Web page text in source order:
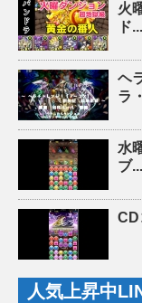
火
ド...
ヘ
ラ
水
ブ...
CD
人気上昇中